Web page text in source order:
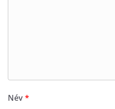
Név*